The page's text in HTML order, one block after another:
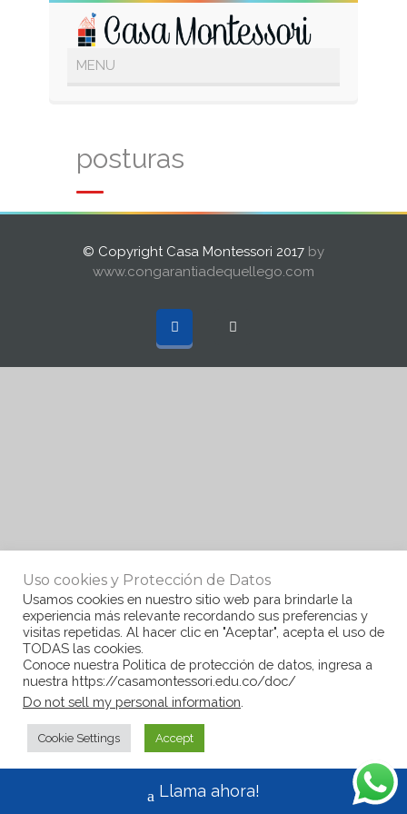
posturas
© Copyright Casa Montessori 2017 by
www.congarantiadequellego.com
Uso cookies y Protección de Datos
Usamos cookies en nuestro sitio web para brindarle la
experiencia más relevante recordando sus preferencias y
visitas repetidas. Al hacer clic en "Aceptar", acepta el uso de
TODAS las cookies.
Conoce nuestra Politica de protección de datos, ingresa a
nuestra https://casamontessori.edu.co/doc/
Do not sell my personal information
Cookie Settings Accept
Llama ahora!